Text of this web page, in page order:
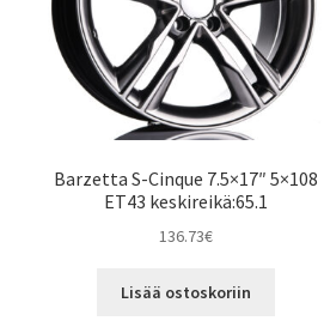
Barzetta S-Cinque 7.5×17″ 5×108
ET43 keskireikä:65.1
136.73€
Lisää ostoskoriin